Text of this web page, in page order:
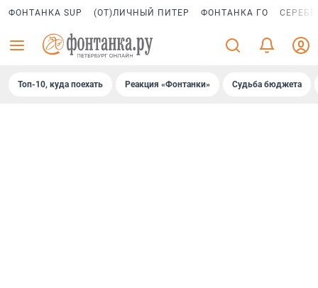
ФОНТАНКА SUP (ОТ)ЛИЧНЫЙ ПИТЕР ФОНТАНКА ГО
Топ-10, куда поехать Реакция «Фонтанки» Судьба бюджета